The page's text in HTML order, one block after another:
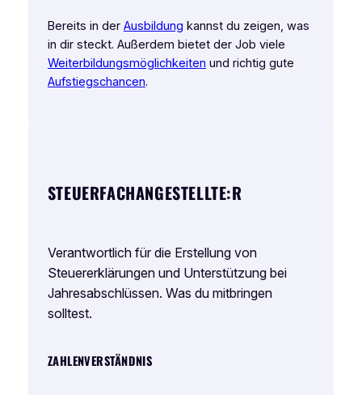
Bereits in der Ausbildung kannst du zeigen, was
in dir steckt. Außerdem bietet der Job viele
Weiterbildungsmöglichkeiten und richtig gute
Aufstiegschancen.
STEUERFACHANGESTELLTE:R
Verantwortlich für die Erstellung von
Steuererklärungen und Unterstützung bei
Jahresabschlüssen. Was du mitbringen
solltest.
ZAHLENVERSTÄNDNIS